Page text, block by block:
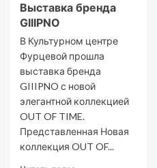
Выставка бренда
GIIIPNO
В Культурном центре
Фурцевой прошла
выставка бренда
GIIIPNO с новой
элегантной коллекцией
OUT OF TIME.
Представленная Новая
коллекция OUT OF...